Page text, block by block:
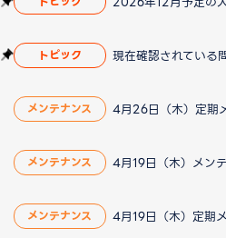
トピック
メンテナンス 4月26日（木）定期
メンテナンス 4月19日（木）メン
メンテナンス 4月19日（木）定期